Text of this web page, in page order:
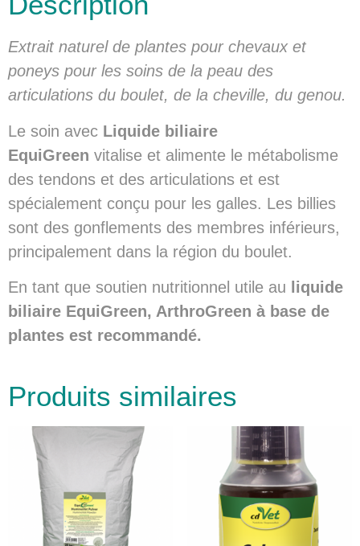
Extrait naturel de plantes pour chevaux et
poneys pour les soins de la peau des
articulations du boulet, de la cheville, du genou.
Le soin avec Liquide biliaire
EquiGreen vitalise et alimente le métabolisme
des tendons et des articulations et est
spécialement conçu pour les galles. Les billies
sont des gonflements des membres inférieurs,
principalement dans la région du boulet.
En tant que soutien nutritionnel utile au
liquide
biliaire EquiGreen, ArthroGreen à base de
plantes est recommandé.
Produits similaires